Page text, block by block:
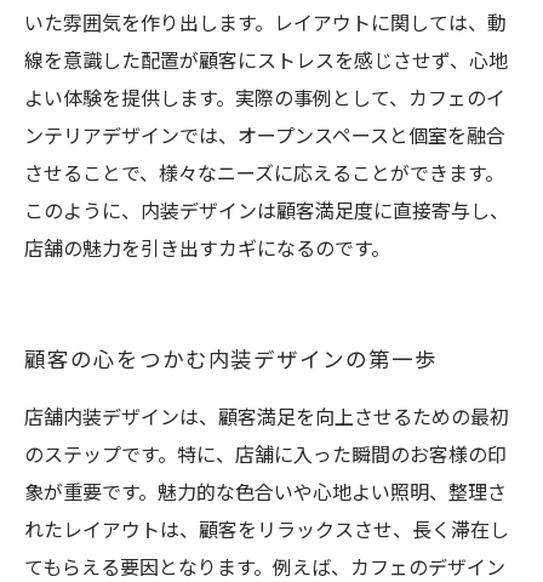
いた雰囲気を作り出します。レイアウトに関しては、動
線を意識した配置が顧客にストレスを感じさせず、心地
よい体験を提供します。実際の事例として、カフェのイ
ンテリアデザインでは、オープンスペースと個室を融合
させることで、様々なニーズに応えることができます。
このように、内装デザインは顧客満足度に直接寄与し、
店舗の魅力を引き出すカギになるのです。
顧客の心をつかむ内装デザインの第一歩
店舗内装デザインは、顧客満足を向上させるための最初
のステップです。特に、店舗に入った瞬間のお客様の印
象が重要です。魅力的な色合いや心地よい照明、整理さ
れたレイアウトは、顧客をリラックスさせ、長く滞在し
てもらえる要因となります。例えば、カフェのデザイン